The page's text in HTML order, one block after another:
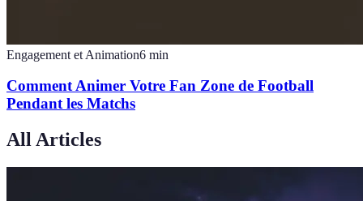
Engagement et Animation6 min
Comment Animer Votre Fan Zone de Football
Pendant les Matchs
All Articles